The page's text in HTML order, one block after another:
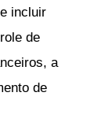
incluir
de
a
de